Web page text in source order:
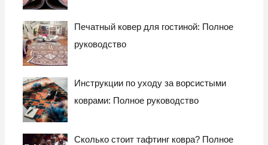
Печатный ковер для гостиной: Полное
руководство
Инструкции по уходу за ворсистыми
коврами: Полное руководство
Сколько стоит тафтинг ковра? Полное